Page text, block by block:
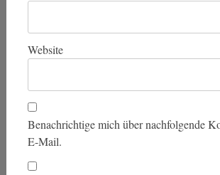
Website
Benachrichtige mich über nachfolgende
E-Mail.